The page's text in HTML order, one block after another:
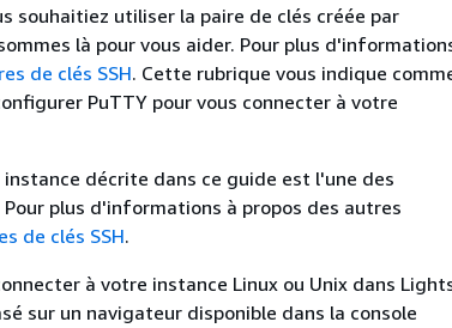
souhaitiez utiliser la paire de clés créée par
là pour vous aider. Pour plus
de clés SSH. Cette rubrique vous indique
PuTTY pour vous connecter à votre
décrite dans ce guide est l'une des
plus d'informations à propos des autres
de clés SSH.
à votre instance Linux ou Unix dans
sur un navigateur disponible dans la console